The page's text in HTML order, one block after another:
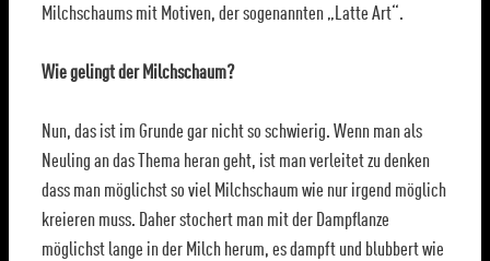
Milchschaums mit Motiven, der sogenannten „Latte Art“.
Wie gelingt der Milchschaum?
Nun, das ist im Grunde gar nicht so schwierig. Wenn man als
Neuling an das Thema heran geht, ist man verleitet zu denken
dass man möglichst so viel Milchschaum wie nur irgend möglich
kreieren muss. Daher stochert man mit der Dampflanze
möglichst lange in der Milch herum, es dampft und blubbert wie